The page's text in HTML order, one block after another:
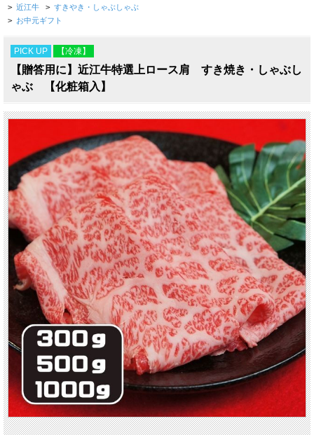
> 近江牛 > すきやき・しゃぶしゃぶ
> お中元ギフト
PICK UP 【冷凍】
【贈答用に】近江牛特選上ロース肩 すき焼き・しゃぶし
ゃぶ 【化粧箱入】